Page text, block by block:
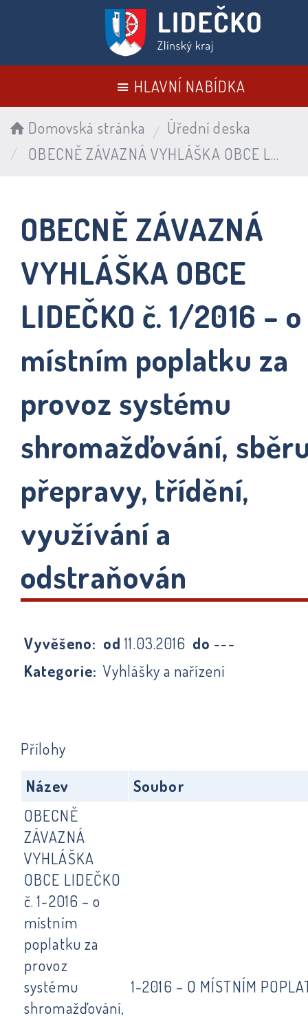
HLAVNÍ NABÍDKA
Domovská stránka
Úřední deska
OBECNĚ ZÁVAZNÁ VYHLÁŠKA OBCE LIDEČKO č. 1/2016 – o místním poplatku za provoz systému shromažďování, sběru, přepravy, třídění, využívání a odstraňován
OBECNĚ ZÁVAZNÁ
VYHLÁŠKA OBCE
LIDEČKO č. 1/2016 – o
místním poplatku za
provoz systému
shromažďování,
přepravy, třídění,
využívání a
odstraňován
Vyvěšeno: od11.03.2016 do ---
Kategorie: Vyhlášky a nařízení
Přílohy
Název
Soubor
OBECNĚ
ZÁVAZNÁ
VYHLÁŠKA
OBCE LIDEČKO
č. 1-2016 – o
místním
poplatku za
provoz
systému
shromažďování,
1-2016 – O MÍSTNÍM